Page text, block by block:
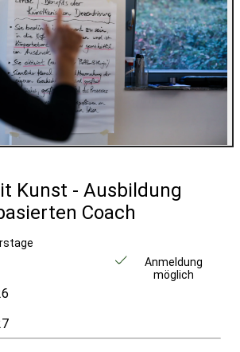
Kunst - Ausbildung
Coach
Anmeldung
möglich